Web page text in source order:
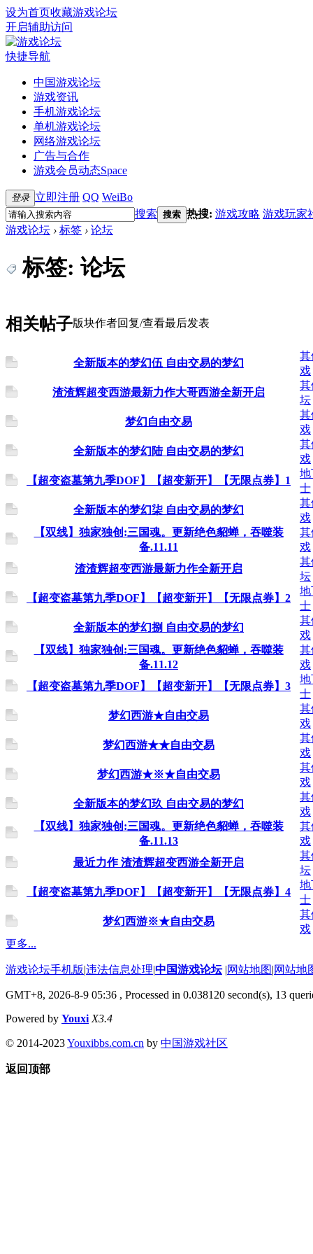
设为首页收藏游戏论坛
开启辅助访问
快捷导航
中国游戏论坛
游戏资讯
手机游戏论坛
单机游戏论坛
网络游戏论坛
广告与合作
游戏会员动态Space
登录 立即注册 QQ WeiBo
搜索 搜索 热搜: 游戏攻略 游戏玩家
游戏论坛 › 标签 › 论坛
标签: 论坛
相关帖子版块作者回复/查看最后发表
全新版本的梦幻伍 自由交易的梦幻
其
戏
渣渣辉超变西游最新力作大哥西游全新开启
其
坛
梦幻自由交易
其
戏
全新版本的梦幻陆 自由交易的梦幻
其
戏
【超变盗墓第九季DOF】【超变新开】【无限点券】1
地
士
全新版本的梦幻柒 自由交易的梦幻
其
戏
【双线】独家独创:三国魂。更新绝色貂蝉，吞噬装
备.11.11
其
戏
渣渣辉超变西游最新力作全新开启
其
坛
【超变盗墓第九季DOF】【超变新开】【无限点券】2
地
士
全新版本的梦幻捌 自由交易的梦幻
其
戏
【双线】独家独创:三国魂。更新绝色貂蝉，吞噬装
备.11.12
其
戏
【超变盗墓第九季DOF】【超变新开】【无限点券】3
地
士
梦幻西游★自由交易
其
戏
梦幻西游★★自由交易
其
戏
梦幻西游★※★自由交易
其
戏
全新版本的梦幻玖 自由交易的梦幻
其
戏
【双线】独家独创:三国魂。更新绝色貂蝉，吞噬装
备.11.13
其
戏
最近力作 渣渣辉超变西游全新开启
其
坛
【超变盗墓第九季DOF】【超变新开】【无限点券】4
地
士
梦幻西游※★自由交易
其
戏
更多...
游戏论坛手机版|违法信息处理|中国游戏论坛 |网站地图|网站地
GMT+8, 2026-8-9 05:36 , Processed in 0.038120 second(s), 13
Powered by Youxi X3.4
© 2014-2023Youxibbs.com.cn by 中国游戏社区
返回顶部